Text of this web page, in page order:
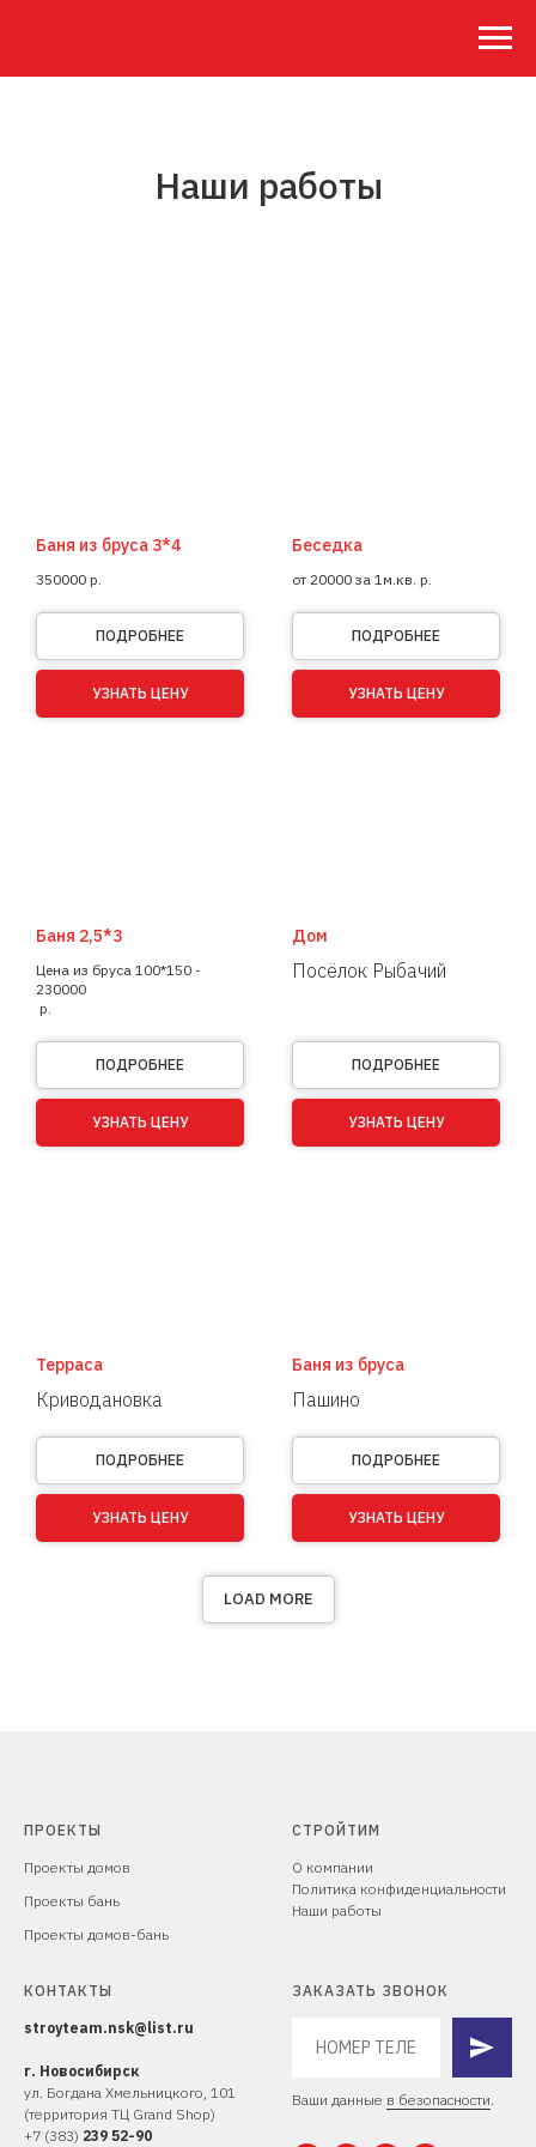
Наши работы
Баня из бруса 3*4
350000 р.
ПОДРОБНЕЕ
УЗНАТЬ ЦЕНУ
Беседка
от 20000 за 1м.кв. р.
ПОДРОБНЕЕ
УЗНАТЬ ЦЕНУ
Баня 2,5*3
Цена из бруса 100*150 -
230000
р.
ПОДРОБНЕЕ
УЗНАТЬ ЦЕНУ
Дом
Посёлок Рыбачий
ПОДРОБНЕЕ
УЗНАТЬ ЦЕНУ
Терраса
Криводановка
ПОДРОБНЕЕ
УЗНАТЬ ЦЕНУ
Баня из бруса
Пашино
ПОДРОБНЕЕ
УЗНАТЬ ЦЕНУ
LOAD MORE
ПРОЕКТЫ
Проекты домов
Проекты бань
Проекты домов-бань
СТРОЙТИМ
О компании
Политика конфиденциальности
Наши работы
КОНТАКТЫ
stroyteam.nsk@list.ru
г. Новосибирск
ул. Богдана Хмельницкого, 101
(территория ТЦ Grand Shop)
+7 (383) 239 52-90
ЗАКАЗАТЬ ЗВОНОК
Ваши данные в безопасности.